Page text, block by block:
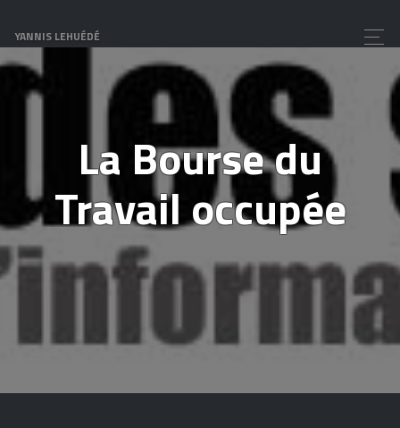
YANNIS LEHUÉDÉ
La Bourse du
Travail occupée